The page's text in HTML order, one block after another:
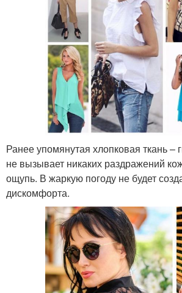
Ранее упомянутая хлопковая ткань –
не вызывает никаких раздражений
ощупь. В жаркую погоду не будет
дискомфорта.